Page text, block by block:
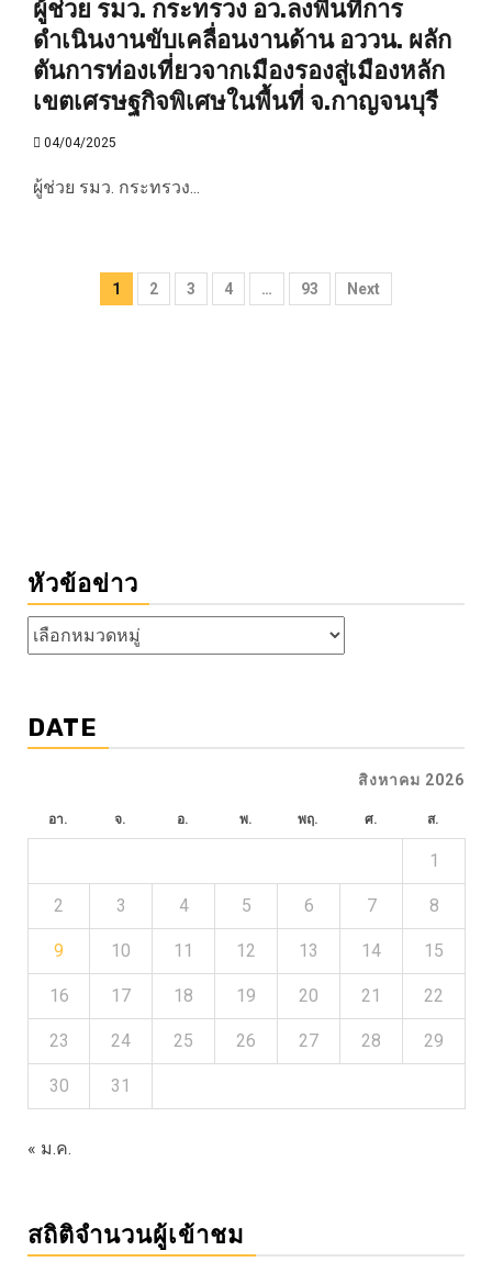
ผู้ช่วย รมว. กระทรวง อว.ลงพื้นที่การ
ดำเนินงานขับเคลื่อนงานด้าน อววน. ผลัก
ตันการท่องเที่ยวจากเมืองรองสู่เมืองหลัก
เขตเศรษฐกิจพิเศษในพื้นที่ จ.กาญจนบุรี
04/04/2025
ผู้ช่วย รมว. กระทรวง...
Posts
1 2 3 4 … 93 Next
หัวข้อข่าว
หัวข้อ
ข่าว
DATE
สิงหาคม 2026
อา. จ. อ. พ. พฤ. ศ. ส.
1
2 3 4 5 6 7 8
9 10 11 12 13 14 15
16 17 18 19 20 21 22
23 24 25 26 27 28 29
30 31
« ม.ค.
สถิติจำนวนผู้เข้าชม